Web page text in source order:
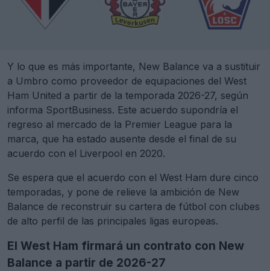
Y lo que es más importante, New Balance va a sustituir
a Umbro como proveedor de equipaciones del West
Ham United a partir de la temporada 2026-27, según
informa SportBusiness. Este acuerdo supondría el
regreso al mercado de la Premier League para la
marca, que ha estado ausente desde el final de su
acuerdo con el Liverpool en 2020.
Se espera que el acuerdo con el West Ham dure cinco
temporadas, y pone de relieve la ambición de New
Balance de reconstruir su cartera de fútbol con clubes
de alto perfil de las principales ligas europeas.
El West Ham firmará un contrato con New
Balance a partir de 2026-27